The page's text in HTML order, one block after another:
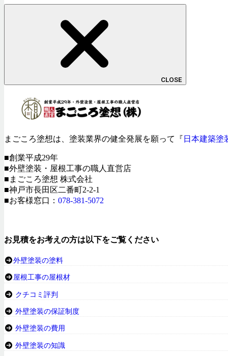
CLOSE
まごころ塗想は、塗装業界の健全発展を願って『 日本建築塗
■創業平成29年
■外壁塗装・屋根工事の職人直営店
■まごころ塗想 株式会社
■神戸市長田区二番町2-2-1
■お客様窓口： 078-381-5072
お見積をお考えの方は以下をご覧ください
外壁塗装の塗料
屋根工事の屋根材
クチコミ評判
外壁塗装の保証制度
外壁塗装の費用
外壁塗装の知識